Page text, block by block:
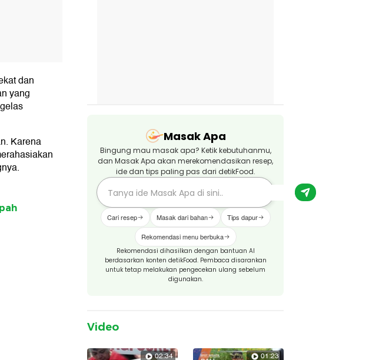
dan
yang
Karena
Masak Apa
Bingung mau masak apa? Ketik kebutuhanmu,
dan Masak Apa akan merekomendasikan resep,
ide dan tips paling pas dari detikFood.
Cari resep Masak dari bahan Tips dapur
Rekomendasi menu berbuka
Rekomendasi dihasilkan dengan bantuan AI
berdasarkan konten detikFood. Pembaca disarankan
untuk tetap melakukan pengecekan ulang sebelum
digunakan.
Video
02:34 01:23